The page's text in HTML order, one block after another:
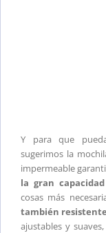
Y para que
sugerimos la
impermeable
la gran capacidad
cosas más
también
ajustables y